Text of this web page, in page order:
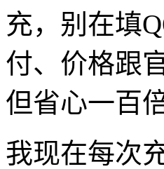
充，别在填
付、价格跟
但省心一百倍
我现在每次